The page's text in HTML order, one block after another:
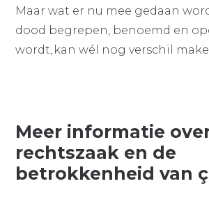
Maar wat er nu mee gedaan
dood begrepen, benoemd en
wordt, kan wél nog verschil
Meer informatie
rechtszaak en de
betrokkenheid van